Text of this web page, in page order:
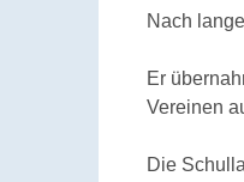
Nach
Er
Vereinen
Die